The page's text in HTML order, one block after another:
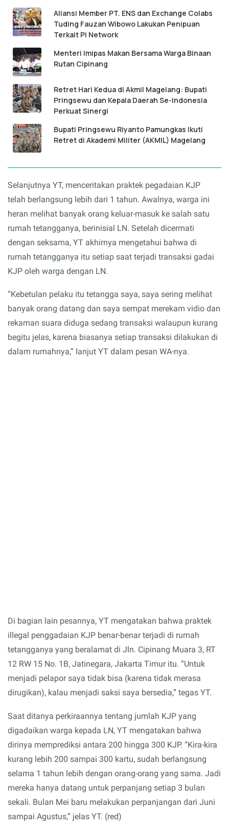
Aliansi Member PT. ENS dan Exchange Colabs
Tuding Fauzan Wibowo Lakukan Penipuan
Terkait Pi Network
Menteri Imipas Makan Bersama Warga Binaan
Rutan Cipinang
Retret Hari Kedua di Akmil Magelang: Bupati
Pringsewu dan Kepala Daerah Se-Indonesia
Perkuat Sinergi
Bupati Pringsewu Riyanto Pamungkas Ikuti
Retret di Akademi Militer (AKMIL) Magelang
Selanjutnya YT, menceritakan praktek pegadaian KJP
telah berlangsung lebih dari 1 tahun. Awalnya, warga ini
heran melihat banyak orang keluar-masuk ke salah satu
rumah tetangganya, berinisial LN. Setelah dicermati
dengan seksama, YT akhirnya mengetahui bahwa di
rumah tetangganya itu setiap saat terjadi transaksi gadai
KJP oleh warga dengan LN.
“Kebetulan pelaku itu tetangga saya, saya sering melihat
banyak orang datang dan saya sempat merekam vidio dan
rekaman suara diduga sedang transaksi walaupun kurang
begitu jelas, karena biasanya setiap transaksi dilakukan di
dalam rumahnya,” lanjut YT dalam pesan WA-nya.
Di bagian lain pesannya, YT mengatakan bahwa praktek
illegal penggadaian KJP benar-benar terjadi di rumah
tetangganya yang beralamat di Jln. Cipinang Muara 3, RT
12 RW 15 No. 1B, Jatinegara, Jakarta Timur itu. “Untuk
menjadi pelapor saya tidak bisa (karena tidak merasa
dirugikan), kalau menjadi saksi saya bersedia,” tegas YT.
Saat ditanya perkiraannya tentang jumlah KJP yang
digadaikan warga kepada LN, YT mengatakan bahwa
dirinya memprediksi antara 200 hingga 300 KJP. “Kira-kira
kurang lebih 200 sampai 300 kartu, sudah berlangsung
selama 1 tahun lebih dengan orang-orang yang sama. Jadi
mereka hanya datang untuk perpanjang setiap 3 bulan
sekali. Bulan Mei baru melakukan perpanjangan dari Juni
sampai Agustus,” jelas YT. (red)